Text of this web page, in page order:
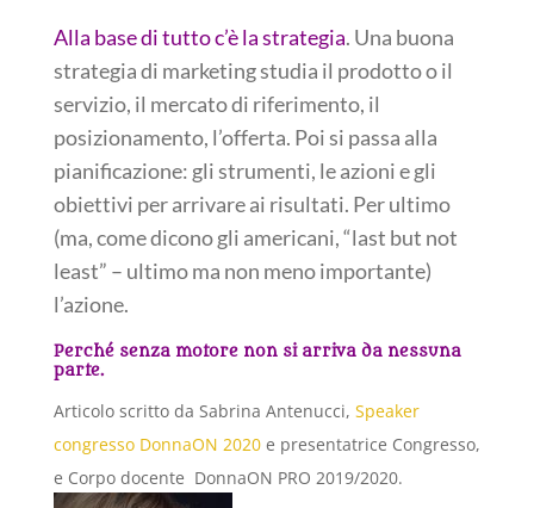
Alla base di tutto c’è la strategia. Una buona
strategia di marketing studia il prodotto o il
servizio, il mercato di riferimento, il
posizionamento, l’offerta. Poi si passa alla
pianificazione: gli strumenti, le azioni e gli
obiettivi per arrivare ai risultati. Per ultimo
(ma, come dicono gli americani, “last but not
least” – ultimo ma non meno importante)
l’azione.
Perché senza motore non si arriva da nessuna
parte.
Articolo scritto da Sabrina Antenucci, Speaker
congresso DonnaON 2020e presentatrice Congresso,
e Corpo docente DonnaON PRO 2019/2020.